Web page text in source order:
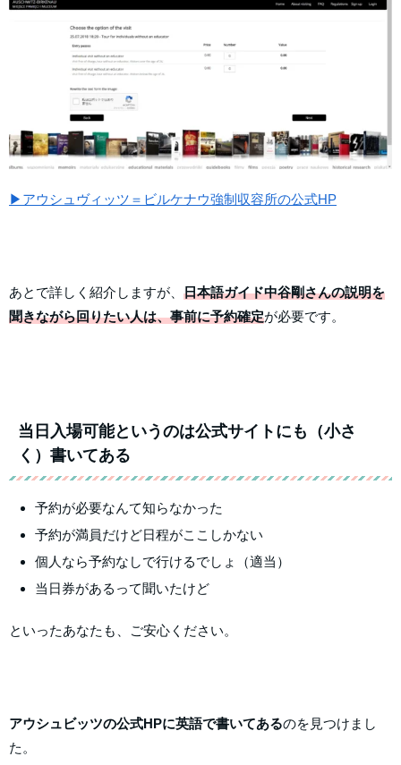
▶アウシュヴィッツ＝ビルケナウ強制収容所の公式HP
あとで詳しく紹介しますが、 日本語ガイド中谷剛さんの説明を
聞きながら回りたい人は、事前に予約確定が必要です。
当日入場可能というのは公式サイトにも（小さ
く）書いてある
予約が必要なんて知らなかった
予約が満員だけど日程がここしかない
個人なら予約なしで行けるでしょ（適当）
当日券があるって聞いたけど
といったあなたも、ご安心ください。
アウシュビッツの公式HPに英語で書いてあるのを見つけまし
た。